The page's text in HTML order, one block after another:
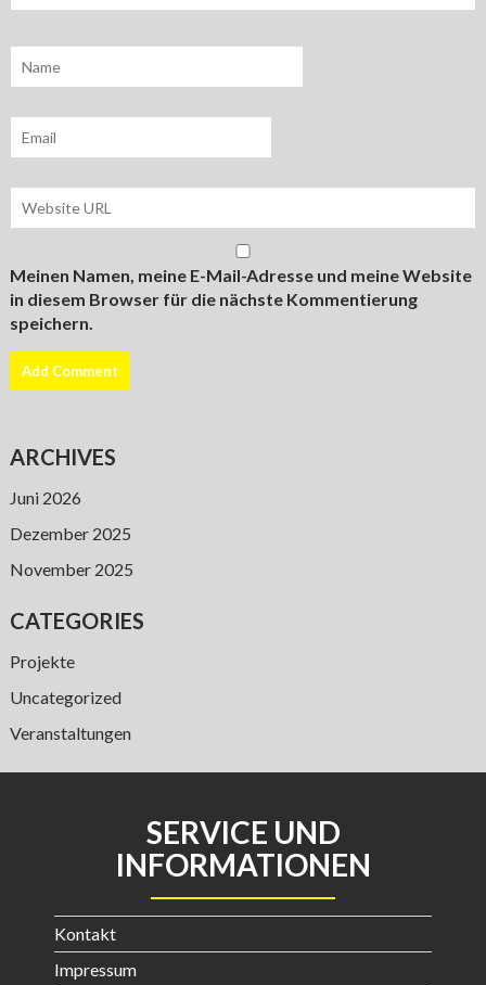
Meinen Namen, meine E-Mail-Adresse und meine Website
in diesem Browser für die nächste Kommentierung
speichern.
ARCHIVES
Juni 2026
Dezember 2025
November 2025
CATEGORIES
Projekte
Uncategorized
Veranstaltungen
SERVICE UND
INFORMATIONEN
Kontakt
Impressum